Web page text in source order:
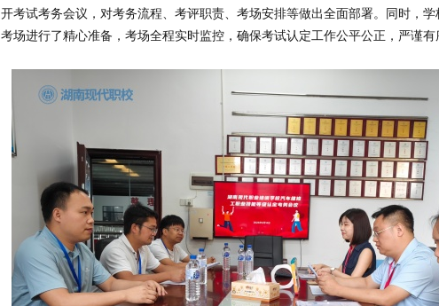
开考试考务会议，对考务流程、考评职责、考场安排等做出全面部署。同时，
考场进行了精心准备，考场全程实时监控，确保考试认定工作公平公正，严谨有